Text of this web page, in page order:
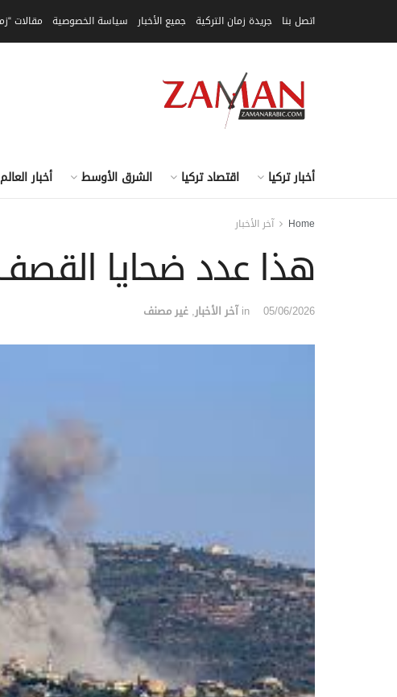
اتصل بنا جريدة زمان التركية جميع الأخبار سياسة الخصوصية مقالات
أخبار تركيا اقتصاد تركيا الشرق الأوسط أخبار العالم
Home آخر الأخبار
هذا عدد ضحايا القصف
05/06/2026
in آخر الأخبار, غير مصنف